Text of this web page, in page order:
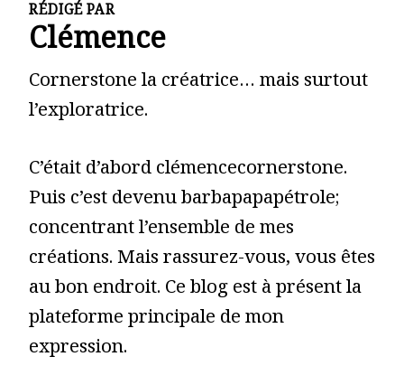
RÉDIGÉ PAR
Clémence
Cornerstone la créatrice… mais surtout
l’exploratrice.
C’était d’abord clémencecornerstone.
Puis c’est devenu barbapapapétrole;
concentrant l’ensemble de mes
créations. Mais rassurez-vous, vous êtes
au bon endroit. Ce blog est à présent la
plateforme principale de mon
expression.